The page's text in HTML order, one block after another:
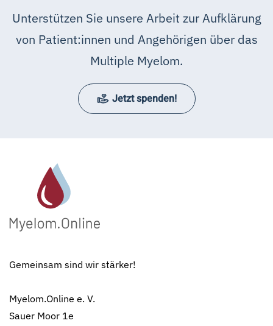
Unterstützen Sie unsere Arbeit zur Aufklärung
von Patient:innen und Angehörigen über das
Multiple Myelom.
Jetzt spenden!
Gemeinsam sind wir stärker!
Myelom.Online e. V.
Sauer Moor 1e